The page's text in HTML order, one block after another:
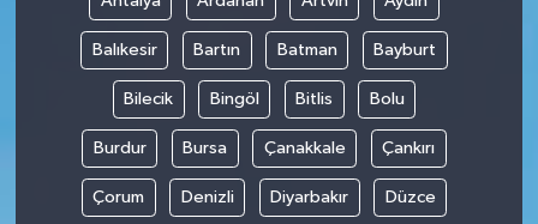
Balıkesir Bartın Batman Bayburt
Bilecik Bingöl Bitlis Bolu
Burdur Bursa Çanakkale Çankırı
Çorum Denizli Diyarbakır Düzce